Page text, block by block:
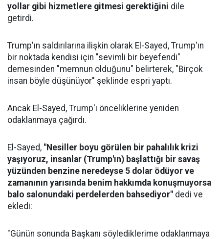
yollar gibi hizmetlere gitmesi gerektiğini dile
getirdi.
Trump'ın saldırılarına ilişkin olarak El-Sayed, Trump'ın
bir noktada kendisi için "sevimli bir beyefendi"
demesinden "memnun olduğunu" belirterek, "Birçok
insan böyle düşünüyor" şeklinde espri yaptı.
Ancak El-Sayed, Trump'ı önceliklerine yeniden
odaklanmaya çağırdı.
El-Sayed, "Nesiller boyu görülen bir pahalılık krizi
yaşıyoruz, insanlar (Trump'ın) başlattığı bir savaş
yüzünden benzine neredeyse 5 dolar ödüyor ve
zamanının yarısında benim hakkımda konuşmuyorsa
balo salonundaki perdelerden bahsediyor" dedi ve
ekledi:
"Günün sonunda Başkanı söylediklerime odaklanmaya